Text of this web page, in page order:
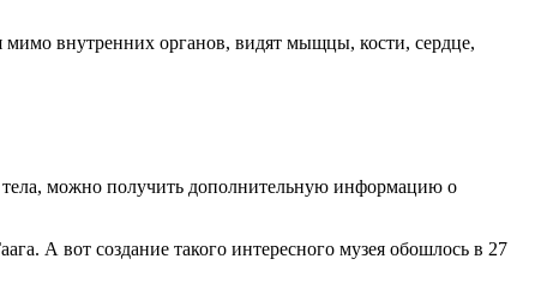
мимо внутренних органов, видят мыщцы, кости, сердце,
тела, можно получить дополнительную информацию о
А вот создание такого интересного музея обошлось в 27